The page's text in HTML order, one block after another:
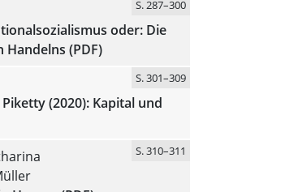
S. 287–300
oder: Die
(PDF)
S. 301–309
(2020): Kapital und
S. 310–311